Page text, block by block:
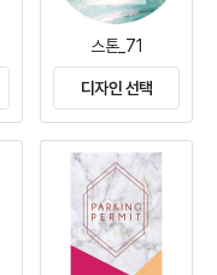
스톤_71
디자인 선택